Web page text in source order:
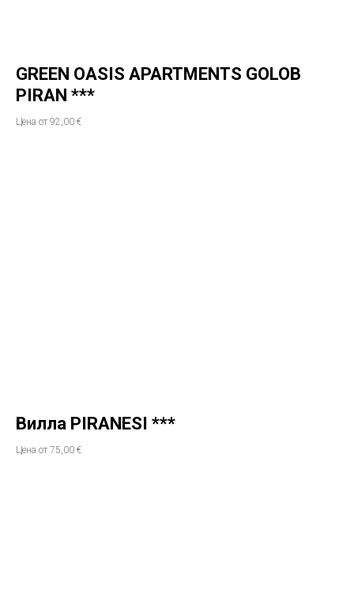
GREEN OASIS APARTMENTS GOLOB
PIRAN ***
Цена от 92,00 €
Вилла PIRANESI ***
Цена от 75,00 €